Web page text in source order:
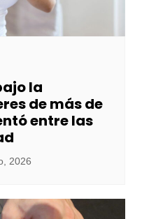
la
de más de
entre las
2026